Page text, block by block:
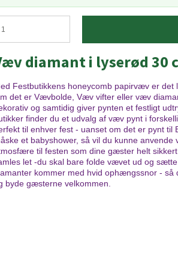
diamant i lyserød 30
Festbutikkens honeycomb papirvæv er det
det er Vævbolde, Væv vifter eller væv
og samtidig giver pynten et festligt
finder du et udvalg af væv pynt i
til enhver fest - uanset om det er pynt
et babyshower, så vil du kunne
til festen som dine gæster helt
let -du skal bare folde vævet ud og
kommer med hvid ophængssnor - så
byde gæsterne velkommen.